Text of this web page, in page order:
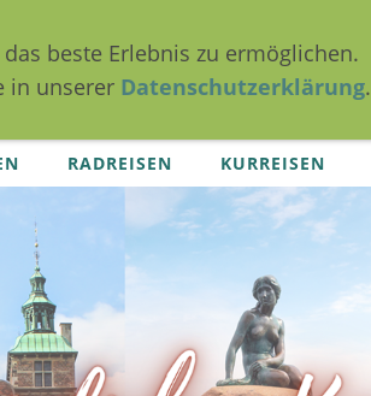
RADREISEN KURREISEN
beste Erlebnis zu ermöglichen.
in unserer Datenschutzerklärung.